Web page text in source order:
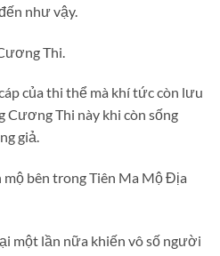
như vậy.
Thi.
của thi thể mà khí tức còn lưu
Thi này khi còn sống
giả.
mộ bên trong Tiên Ma Mộ Địa
một lần nữa khiến vô số người